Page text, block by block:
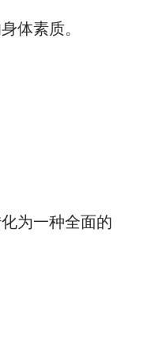
体素质。
为一种全面的